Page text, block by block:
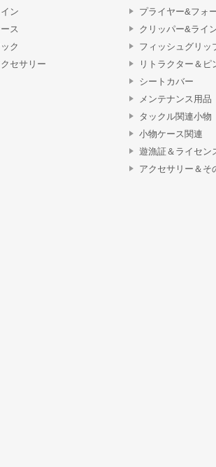
ン
ス
ク
セサリー
プライヤー&フォ
クリッパー&ライ
フィッシュグリッ
リトラクター＆ピ
シートカバー
メンテナンス用品
タックル関連小物
小物ケース関連
遊漁証＆ライセン
アクセサリー＆そ